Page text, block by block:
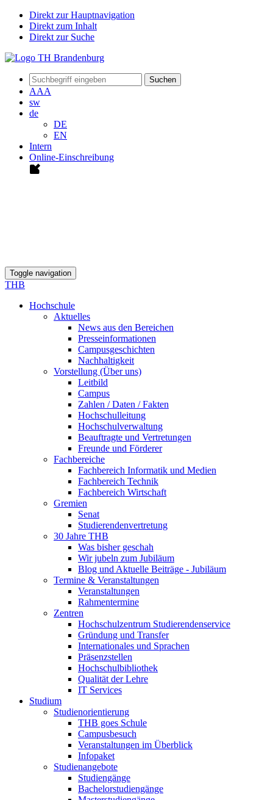
Direkt zur Hauptnavigation
Direkt zum Inhalt
Direkt zur Suche
Suchen
AAA
sw
de
DE
EN
Intern
Online-Einschreibung
Toggle navigation
THB
Hochschule
Aktuelles
News aus den Bereichen
Presseinformationen
Campusgeschichten
Nachhaltigkeit
Vorstellung (Über uns)
Leitbild
Campus
Zahlen / Daten / Fakten
Hochschulleitung
Hochschulverwaltung
Beauftragte und Vertretungen
Freunde und Förderer
Fachbereiche
Fachbereich Informatik und Medien
Fachbereich Technik
Fachbereich Wirtschaft
Gremien
Senat
Studierendenvertretung
30 Jahre THB
Was bisher geschah
Wir jubeln zum Jubiläum
Blog und Aktuelle Beiträge - Jubiläum
Termine & Veranstaltungen
Veranstaltungen
Rahmentermine
Zentren
Hochschulzentrum Studierendenservice
Gründung und Transfer
Internationales und Sprachen
Präsenzstellen
Hochschulbibliothek
Qualität der Lehre
IT Services
Studium
Studienorientierung
THB goes Schule
Campusbesuch
Veranstaltungen im Überblick
Infopaket
Studienangebote
Studiengänge
Bachelorstudiengänge